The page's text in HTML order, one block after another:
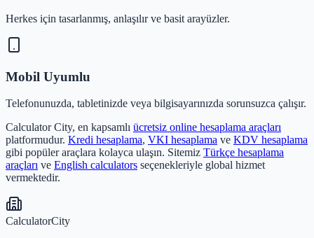
Herkes için tasarlanmış, anlaşılır ve basit arayüzler.
Mobil Uyumlu
Telefonunuzda, tabletinizde veya bilgisayarınızda sorunsuzca çalışır.
Calculator City, en kapsamlı ücretsiz online hesaplama araçları
platformudur. Kredi hesaplama, VKI hesaplama ve KDV hesaplama
gibi popüler araçlara kolayca ulaşın. Sitemiz Türkçe hesaplama
araçları ve English calculators seçenekleriyle global hizmet
vermektedir.
CalculatorCity